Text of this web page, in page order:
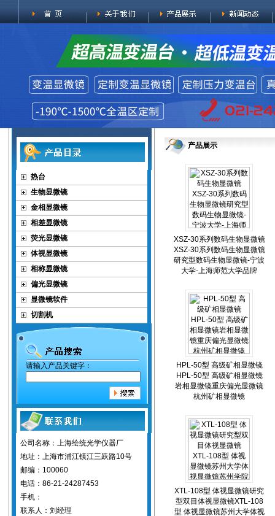
热台
生物显微镜
金相显微镜
相差显微镜
荧光显微镜
体视显微镜
相称显微镜
偏光显微镜
显微镜软件
切割机
请输入产品关键字：
公司名称：上海绘统光学仪器厂
地址：上海市浦江镇江三跃路10号
邮编：100060
电话：86-21-24287453
手机：
联系人：刘经理
产品展示
XSZ-30系列数码生物显微镜
XSZ-30系列数码生物显微镜
研究型数码生物显微镜-宁波
大学-上海师范大学品牌
HPL-50型 高级矿相显微镜
HPL-50型 高级矿相显微镜
岩相显微镜重庆偏光显微镜
杭州矿相显微镜
XTL-108型 体视显微镜研究
型双目体视显微镜XTL-108
型 体视显微镜苏州大学体视